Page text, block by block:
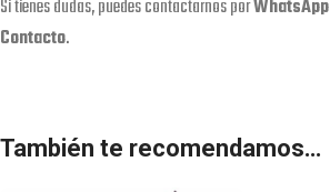
Si tienes dudas, puedes contactarnos porWhatsApp
Contacto.
También te recomendamos…